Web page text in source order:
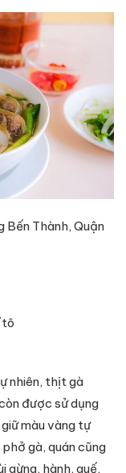
Bến Thành, Quận
nhiên, thịt gà
được sử dụng
màu vàng tự
gà, quán cũng
gừng, hành, quế,